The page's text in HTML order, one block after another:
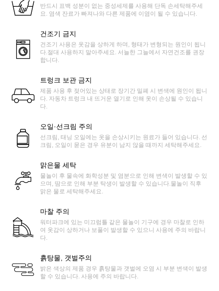
반드시 표백 성분이 없는 중성세제를 사용해 단독 손세탁해주세
요. 염색 잔료가 빠져나와 다른 제품에 이염이 될 수 있습니다.
건조기 금지
건조기 사용은 옷감을 상하게 하며, 형태가 변형되는 원인이 됩니
다.절대 사용하지 말아주세요. 서늘한 그늘에서 자연건조를 권장
합니다.
트렁크 보관 금지
제품 사용 후 젖어있는 상태로 장기간 밀폐 시 변색에 원인이 됩니
다. 자동차 트렁크 내 뜨거운 열기로 인해 옷이 손상될 수 있습니
다.
오일·선크림 주의
선크림, 태닝 오일에는 옷을 손상시키는 원료가 들어 있습니다. 선
크림, 오일이 묻은 경우 유분이 남지 않을 때까지 세탁해주세요.
맑은물 세탁
물놀이 후 물속에 화학성분 및 염분으로 인해 변색이 발생할 수 있
으며, 땀으로 인해 부분 탁생이 발생할 수 있습니다.물놀이 직후
맑은 물로 세탁해주세요.
마찰 주의
워터파크에 있는 미끄럼틀 같은 물놀이 기구에 경우 마찰로 인하
여 옷감이 상하거나 보풀이 발생할 수 있으니 사용에 주의 바랍니
다.
흙탕물, 갯벌주의
밝은 색상의 제품 경우 흙탕물과 갯벌에 오염 시 부분 변색이 발생
할 수 있습니다. 사용에 주의 바랍니다.